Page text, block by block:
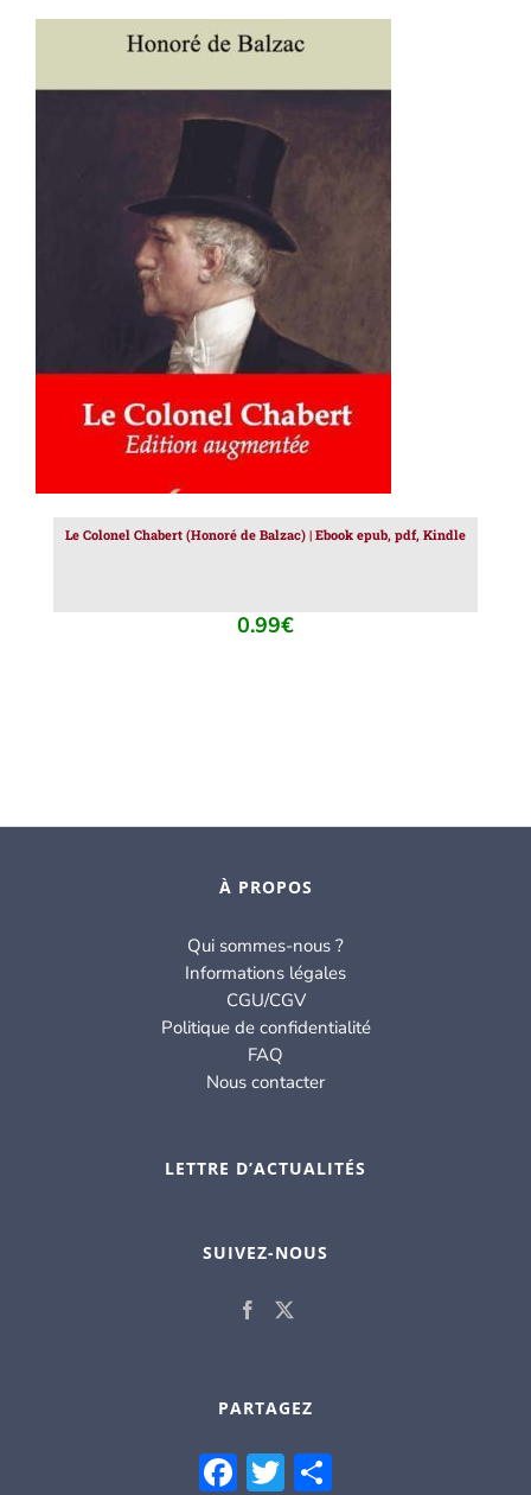
AJOUTER AU PANIER / DÉTAILS
Le Colonel Chabert (Honoré de Balzac) | Ebook epub, pdf, Kindle
0.99€
À PROPOS
Qui sommes-nous ?
Informations légales
CGU/CGV
Politique de confidentialité
FAQ
Nous contacter
LETTRE D’ACTUALITÉS
SUIVEZ-NOUS
PARTAGEZ
Facebook
Twitter